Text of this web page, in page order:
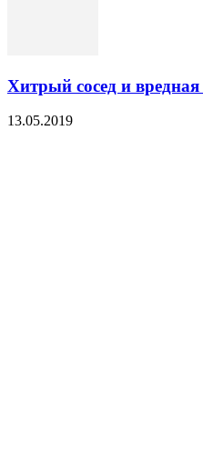
Хитрый сосед и
13.05.2019